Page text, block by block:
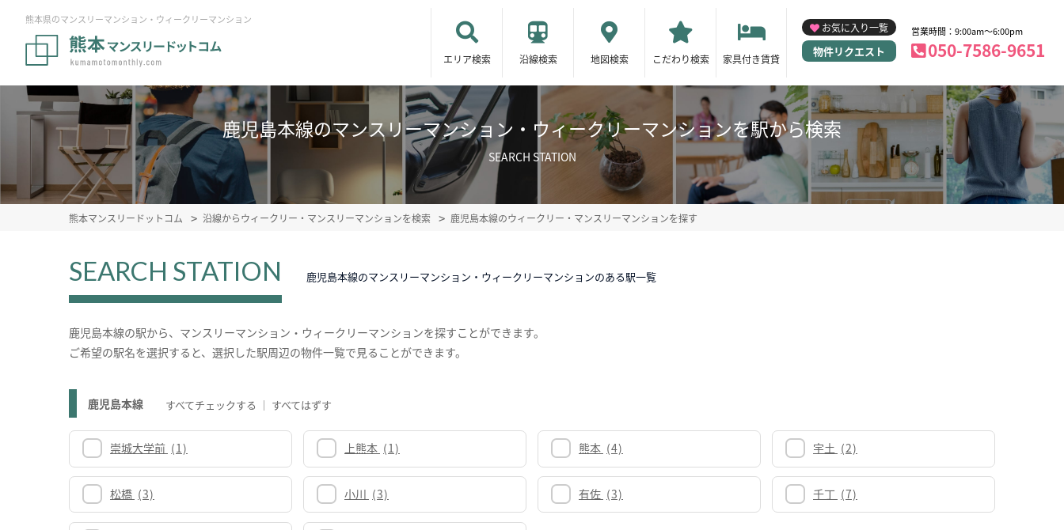
熊本県のマンスリーマンション・ウィークリーマンション
エリア検索 沿線検索 地図検索 こだわり検索 家具付き賃貸
お気に入り一覧
物件リクエスト
営業時間：9:00am～6:00pm
050-7586-9651
鹿児島本線のマンスリーマンション・ウィークリーマンションを駅から検索
SEARCH STATION
熊本マンスリードットコム 沿線からウィークリー・マンスリーマンションを検索 鹿児島本線のウィークリー・マンスリーマンションを探す
SEARCH STATION 鹿児島本線のマンスリーマンション・ウィークリーマンションのある駅一覧
鹿児島本線の駅から、マンスリーマンション・ウィークリーマンションを探すことができます。
ご希望の駅名を選択すると、選択した駅周辺の物件一覧で見ることができます。
鹿児島本線 すべてチェックする すべてはずす
崇城大学前 (1) 上熊本 (1) 熊本 (4) 宇土 (2)
松橋 (3) 小川 (3) 有佐 (3) 千丁 (7)